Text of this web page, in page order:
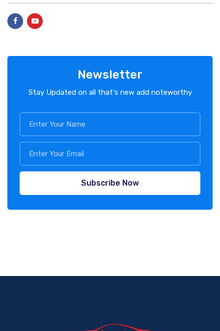
Newsletter
Stay Updated on all that's new add noteworthy
Subscribe Now